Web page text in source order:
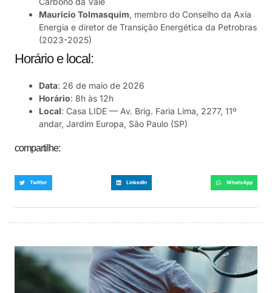
Mauricio Tolmasquim, membro do Conselho da Axia
Energia e diretor de Transição Energética da Petrobras
(2023-2025)
Horário e local:
Data: 26 de maio de 2026
Horário: 8h às 12h
Local: Casa LIDE — Av. Brig. Faria Lima, 2277, 11º
andar, Jardim Europa, São Paulo (SP)
compartilhe:
Twitter LinkedIn WhatsApp